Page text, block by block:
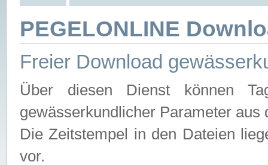
PEGELONLINE
Freier Download
Über diesen Dienst können
gewässerkundlicher Parameter aus
Die Zeitstempel in den Dateien
vor.